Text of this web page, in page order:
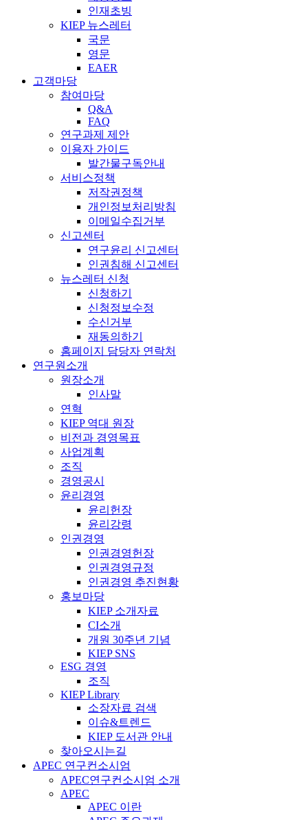
인재초빙
KIEP 뉴스레터
국문
영문
EAER
고객마당
참여마당
Q&A
FAQ
연구과제 제안
이용자 가이드
발간물구독안내
서비스정책
저작권정책
개인정보처리방침
이메일수집거부
신고센터
연구윤리 신고센터
인권침해 신고센터
뉴스레터 신청
신청하기
신청정보수정
수신거부
재동의하기
홈페이지 담당자 연락처
연구원소개
원장소개
인사말
연혁
KIEP 역대 원장
비전과 경영목표
사업계획
조직
경영공시
윤리경영
윤리헌장
윤리강령
인권경영
인권경영헌장
인권경영규정
인권경영 추진현황
홍보마당
KIEP 소개자료
CI소개
개원 30주년 기념
KIEP SNS
ESG 경영
조직
KIEP Library
소장자료 검색
이슈&트렌드
KIEP 도서관 안내
찾아오시는길
APEC 연구컨소시엄
APEC연구컨소시엄 소개
APEC
APEC 이란